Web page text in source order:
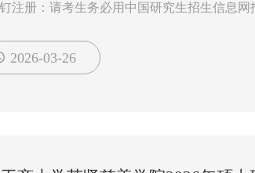
理注册：请考生务必用中国研究生招生信息
认证：学院工作人员将添加考生进入2026
，请及时关注钉钉小秘书发来的信息。
2026-03-26